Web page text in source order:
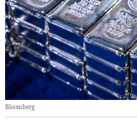
Bloomberg